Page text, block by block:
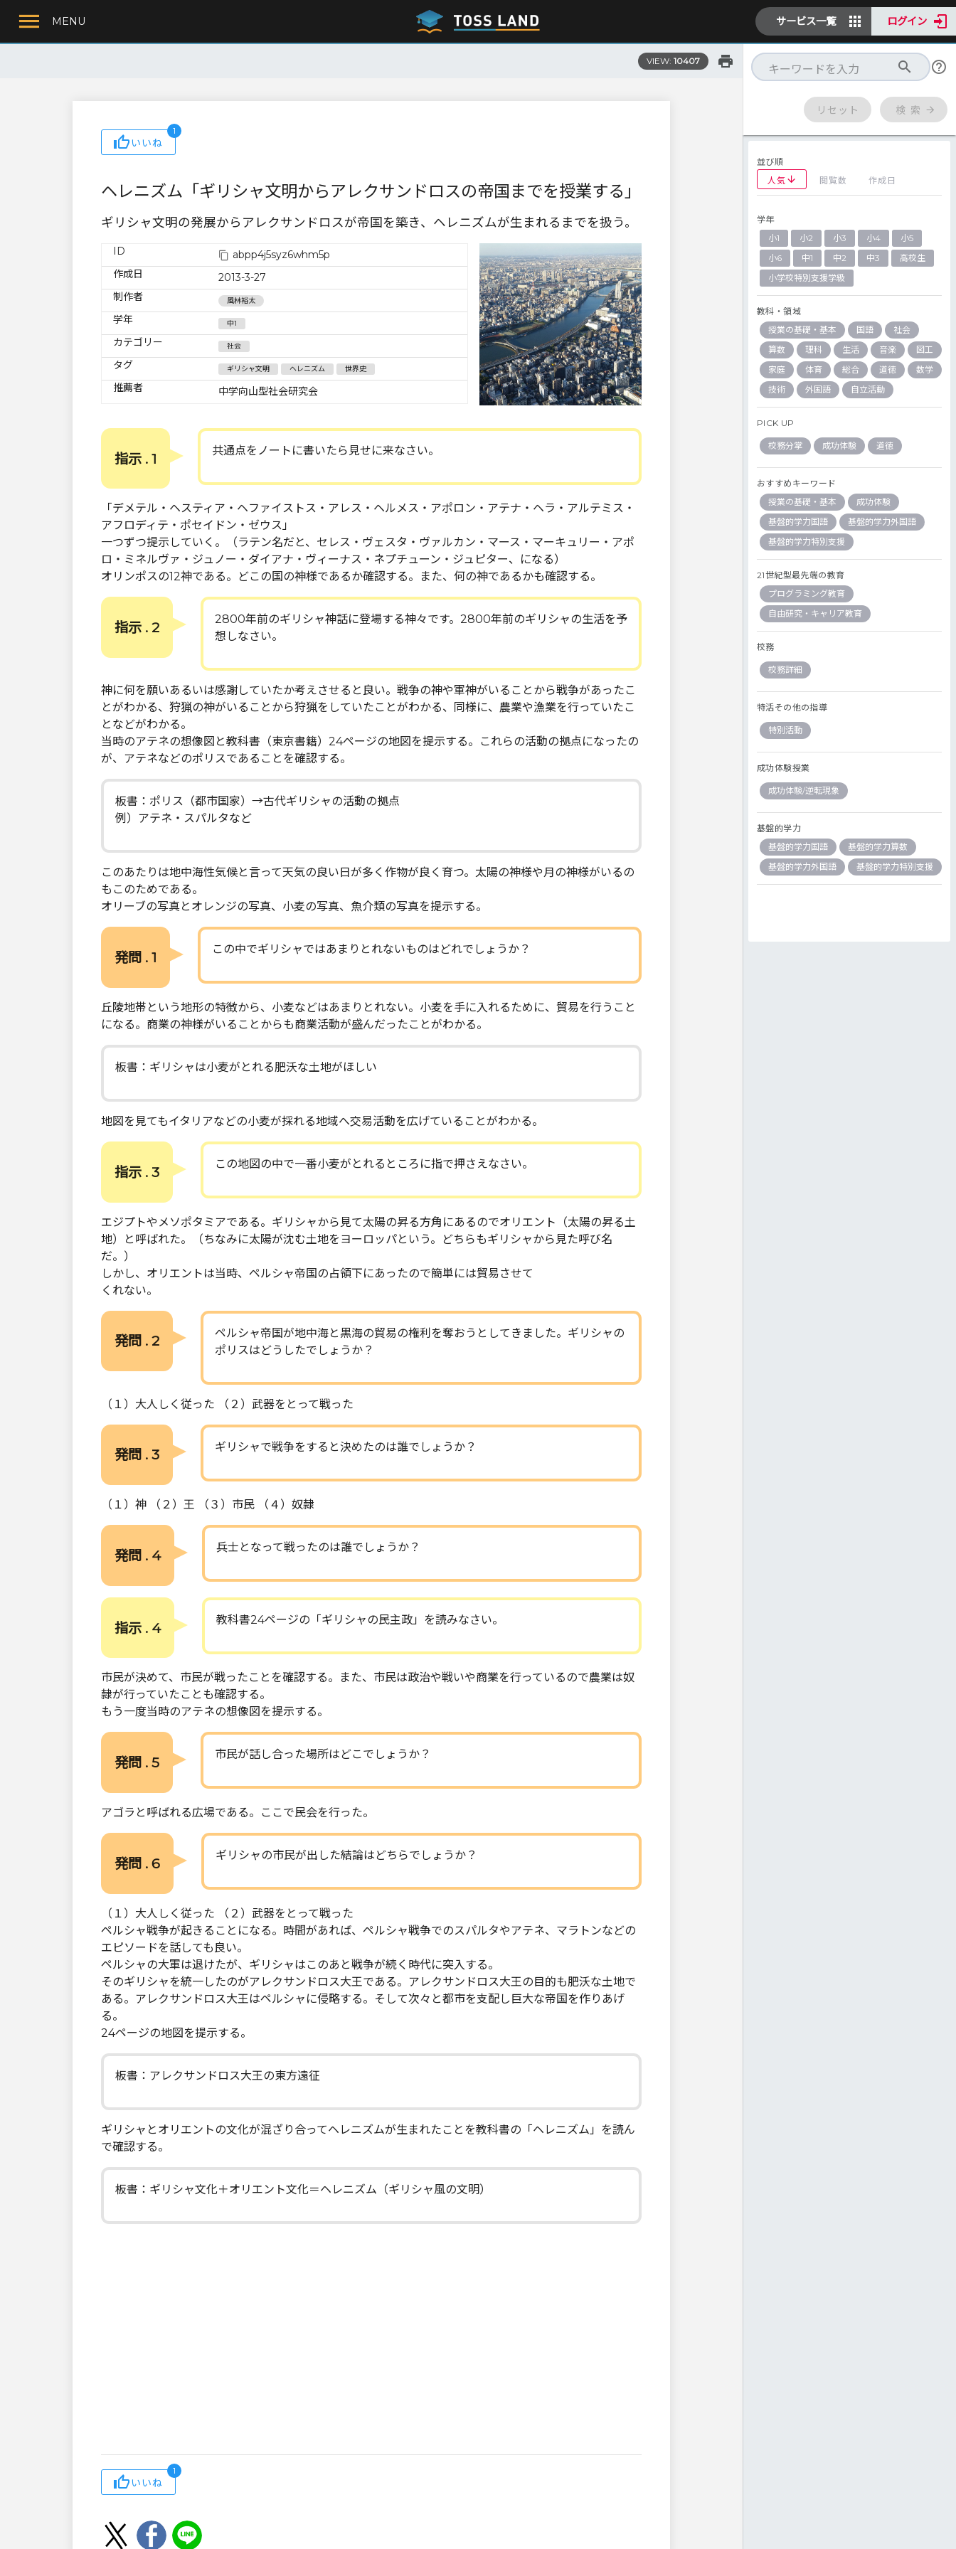
MENU サービス一覧 ログイン
VIEW: 10407
いいね
1
ヘレニズム「ギリシャ文明からアレクサンドロスの帝国までを授業する」
ギリシャ文明の発展からアレクサンドロスが帝国を築き、ヘレニズムが生まれるまでを扱う。
ID
abpp4j5syz6whm5p
作成日
2013-3-27
制作者
風林裕太
学年 中1
カテゴリー 社会
タグ ギリシャ文明 ヘレニズム 世界史
推薦者 中学向山型社会研究会
指示 . 1 共通点をノートに書いたら見せに来なさい。
「デメテル・ヘスティア・ヘファイストス・アレス・ヘルメス・アポロン・アテナ・ヘラ・アルテミス・
アフロディテ・ポセイドン・ゼウス」
一つずつ提示していく。（ラテン名だと、セレス・ヴェスタ・ヴァルカン・マース・マーキュリー・アポ
ロ・ミネルヴァ・ジュノー・ダイアナ・ヴィーナス・ネプチューン・ジュピター、になる）
オリンポスの12神である。どこの国の神様であるか確認する。また、何の神であるかも確認する。
指示 . 2
2800年前のギリシャ神話に登場する神々です。2800年前のギリシャの生活を予
想しなさい。
神に何を願いあるいは感謝していたか考えさせると良い。戦争の神や軍神がいることから戦争があったこ
とがわかる、狩猟の神がいることから狩猟をしていたことがわかる、同様に、農業や漁業を行っていたこ
となどがわかる。
当時のアテネの想像図と教科書（東京書籍）24ページの地図を提示する。これらの活動の拠点になったの
が、アテネなどのポリスであることを確認する。
板書：ポリス（都市国家）→古代ギリシャの活動の拠点
例）アテネ・スパルタなど
このあたりは地中海性気候と言って天気の良い日が多く作物が良く育つ。太陽の神様や月の神様がいるの
もこのためである。
オリーブの写真とオレンジの写真、小麦の写真、魚介類の写真を提示する。
発問 . 1 この中でギリシャではあまりとれないものはどれでしょうか？
丘陵地帯という地形の特徴から、小麦などはあまりとれない。小麦を手に入れるために、貿易を行うこと
になる。商業の神様がいることからも商業活動が盛んだったことがわかる。
板書：ギリシャは小麦がとれる肥沃な土地がほしい
地図を見てもイタリアなどの小麦が採れる地域へ交易活動を広げていることがわかる。
指示 . 3 この地図の中で一番小麦がとれるところに指で押さえなさい。
エジプトやメソポタミアである。ギリシャから見て太陽の昇る方角にあるのでオリエント（太陽の昇る土
地）と呼ばれた。（ちなみに太陽が沈む土地をヨーロッパという。どちらもギリシャから見た呼び名
だ。）
しかし、オリエントは当時、ペルシャ帝国の占領下にあったので簡単には貿易させて
くれない。
発問 . 2
ペルシャ帝国が地中海と黒海の貿易の権利を奪おうとしてきました。ギリシャの
ポリスはどうしたでしょうか？
（１）大人しく従った （２）武器をとって戦った
発問 . 3 ギリシャで戦争をすると決めたのは誰でしょうか？
（１）神 （２）王 （３）市民 （４）奴隷
発問 . 4 兵士となって戦ったのは誰でしょうか？
指示 . 4 教科書24ページの「ギリシャの民主政」を読みなさい。
市民が決めて、市民が戦ったことを確認する。また、市民は政治や戦いや商業を行っているので農業は奴
隷が行っていたことも確認する。
もう一度当時のアテネの想像図を提示する。
発問 . 5 市民が話し合った場所はどこでしょうか？
アゴラと呼ばれる広場である。ここで民会を行った。
発問 . 6 ギリシャの市民が出した結論はどちらでしょうか？
（１）大人しく従った （２）武器をとって戦った
ペルシャ戦争が起きることになる。時間があれば、ペルシャ戦争でのスパルタやアテネ、マラトンなどの
エピソードを話しても良い。
ペルシャの大軍は退けたが、ギリシャはこのあと戦争が続く時代に突入する。
そのギリシャを統一したのがアレクサンドロス大王である。アレクサンドロス大王の目的も肥沃な土地で
ある。アレクサンドロス大王はペルシャに侵略する。そして次々と都市を支配し巨大な帝国を作りあげ
る。
24ページの地図を提示する。
板書：アレクサンドロス大王の東方遠征
ギリシャとオリエントの文化が混ざり合ってヘレニズムが生まれたことを教科書の「ヘレニズム」を読ん
で確認する。
板書：ギリシャ文化＋オリエント文化＝ヘレニズム（ギリシャ風の文明）
いいね
1
リセット 検 索
並び順
人気
閲覧数 作成日
学年
小1
小2 小3 小4
小5
小6
中1 中2 中3
高校生
小学校特別支援学級
教科・領域
授業の基礎・基本
国語
社会
算数
理科 生活 音楽
図工
家庭
体育 総合 道徳
数学
技術
外国語 自立活動
PICK UP
校務分掌 成功体験 道徳
おすすめキーワード
授業の基礎・基本
成功体験
基盤的学力国語
基盤的学力外国語
基盤的学力特別支援
21世紀型最先端の教育
プログラミング教育
自由研究・キャリア教育
校務
校務詳細
特活その他の指導
特別活動
成功体験授業
成功体験/逆転現象
基盤的学力
基盤的学力国語
基盤的学力算数
基盤的学力外国語
基盤的学力特別支援